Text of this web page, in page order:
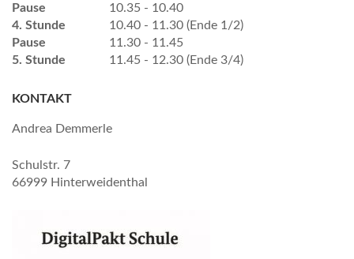
Pause
10.35 - 10.40
4. Stunde
10.40 - 11.30 (Ende 1/2)
Pause
11.30 - 11.45
5. Stunde
11.45 - 12.30 (Ende 3/4)
KONTAKT
Andrea Demmerle
Schulstr. 7
66999 Hinterweidenthal